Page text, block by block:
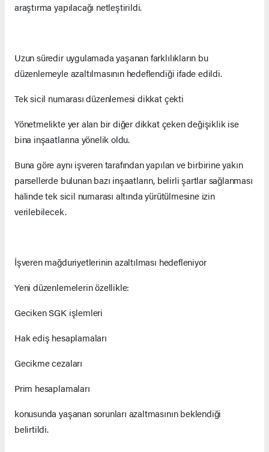
araştırma yapılacağı netleştirildi.
Uzun süredir uygulamada yaşanan farklılıkların bu
düzenlemeyle azaltılmasının hedeflendiği ifade edildi.
Tek sicil numarası düzenlemesi dikkat çekti
Yönetmelikte yer alan bir diğer dikkat çeken değişiklik ise
bina inşaatlarına yönelik oldu.
Buna göre aynı işveren tarafından yapılan ve birbirine yakın
parsellerde bulunan bazı inşaatların, belirli şartlar sağlanması
halinde tek sicil numarası altında yürütülmesine izin
verilebilecek.
İşveren mağduriyetlerinin azaltılması hedefleniyor
Yeni düzenlemelerin özellikle:
Geciken SGK işlemleri
Hak ediş hesaplamaları
Gecikme cezaları
Prim hesaplamaları
konusunda yaşanan sorunları azaltmasının beklendiği
belirtildi.